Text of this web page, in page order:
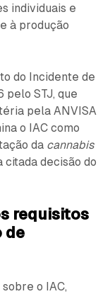
individuais e
à produção
do Incidente de
pelo STJ, que
pela ANVISA
o IAC como
da cannabis
citada decisão do
requisitos
de
o IAC,